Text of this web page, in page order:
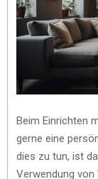
Beim Einrichten
gerne eine
dies zu tun, ist
Verwendung